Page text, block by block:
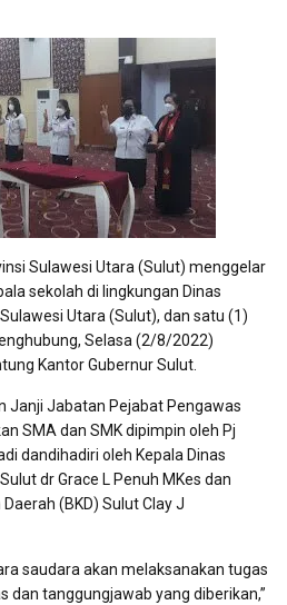
Sulawesi Utara (Sulut) menggelar
sekolah di lingkungan Dinas
Utara (Sulut), dan satu (1)
Selasa (2/8/2022)
Kantor Gubernur Sulut.
Janji Jabatan Pejabat Pengawas
SMA dan SMK dipimpin oleh Pj
dandihadiri oleh Kepala Dinas
dr Grace L Penuh MKes dan
(BKD) Sulut Clay J
saudara akan melaksanakan tugas
dan tanggungjawab yang diberikan,”